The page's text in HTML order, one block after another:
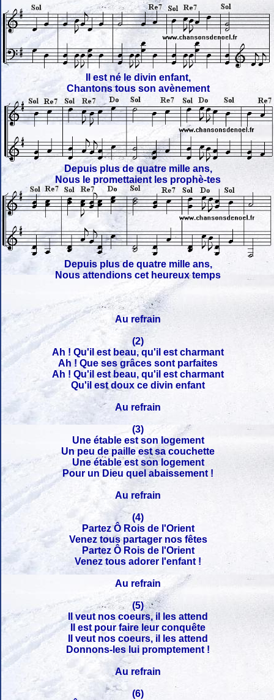
Il est né le divin enfant,
Chantons tous son avènement
Depuis plus de quatre mille ans,
Nous le promettaient les prophè-tes
Depuis plus de quatre mille ans,
Nous attendions cet heureux temps
Au refrain
(2)
Ah ! Qu'il est beau, qu'il est charmant
Ah ! Que ses grâces sont parfaites
Ah ! Qu'il est beau, qu'il est charmant
Qu'il est doux ce divin enfant
Au refrain
(3)
Une étable est son logement
Un peu de paille est sa couchette
Une étable est son logement
Pour un Dieu quel abaissement !
Au refrain
(4)
Partez Ô Rois de l'Orient
Venez tous partager nos fêtes
Partez Ô Rois de l'Orient
Venez tous adorer l'enfant !
Au refrain
(5)
Il veut nos coeurs, il les attend
Il est pour faire leur conquête
Il veut nos coeurs, il les attend
Donnons-les lui promptement !
Au refrain
(6)